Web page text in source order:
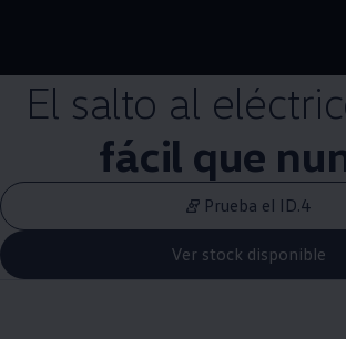
El salto al
fácil que
Prueba el ID.4
Ver stock disponible